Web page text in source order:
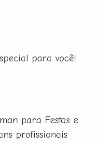
para você!
para Festas e
profissionais